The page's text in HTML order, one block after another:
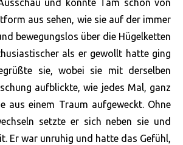
und konnte Tam schon von
aus sehen, wie sie auf der immer
bewegungslos über die Hügelketten
als er gewollt hatte ging
sie, wobei sie mit derselben
aufblickte, wie jedes Mal, ganz
aus einem Traum aufgeweckt. Ohne
setzte er sich neben sie und
Er war unruhig und hatte das Gefühl,